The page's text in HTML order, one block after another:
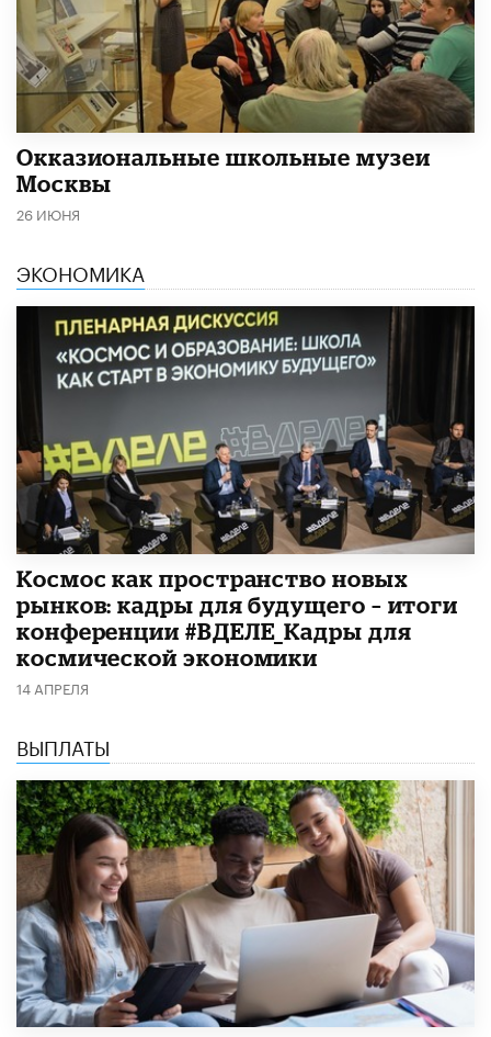
​Окказиональные школьные музеи
Москвы
26 ИЮНЯ
ЭКОНОМИКА
Космос как пространство новых
рынков: кадры для будущего – итоги
конференции #ВДЕЛЕ_Кадры для
космической экономики
14 АПРЕЛЯ
ВЫПЛАТЫ